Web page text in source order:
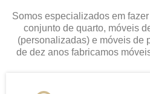
Somos especializados em
conjunto de quarto, móveis
(personalizadas) e móveis de
de dez anos fabricamos